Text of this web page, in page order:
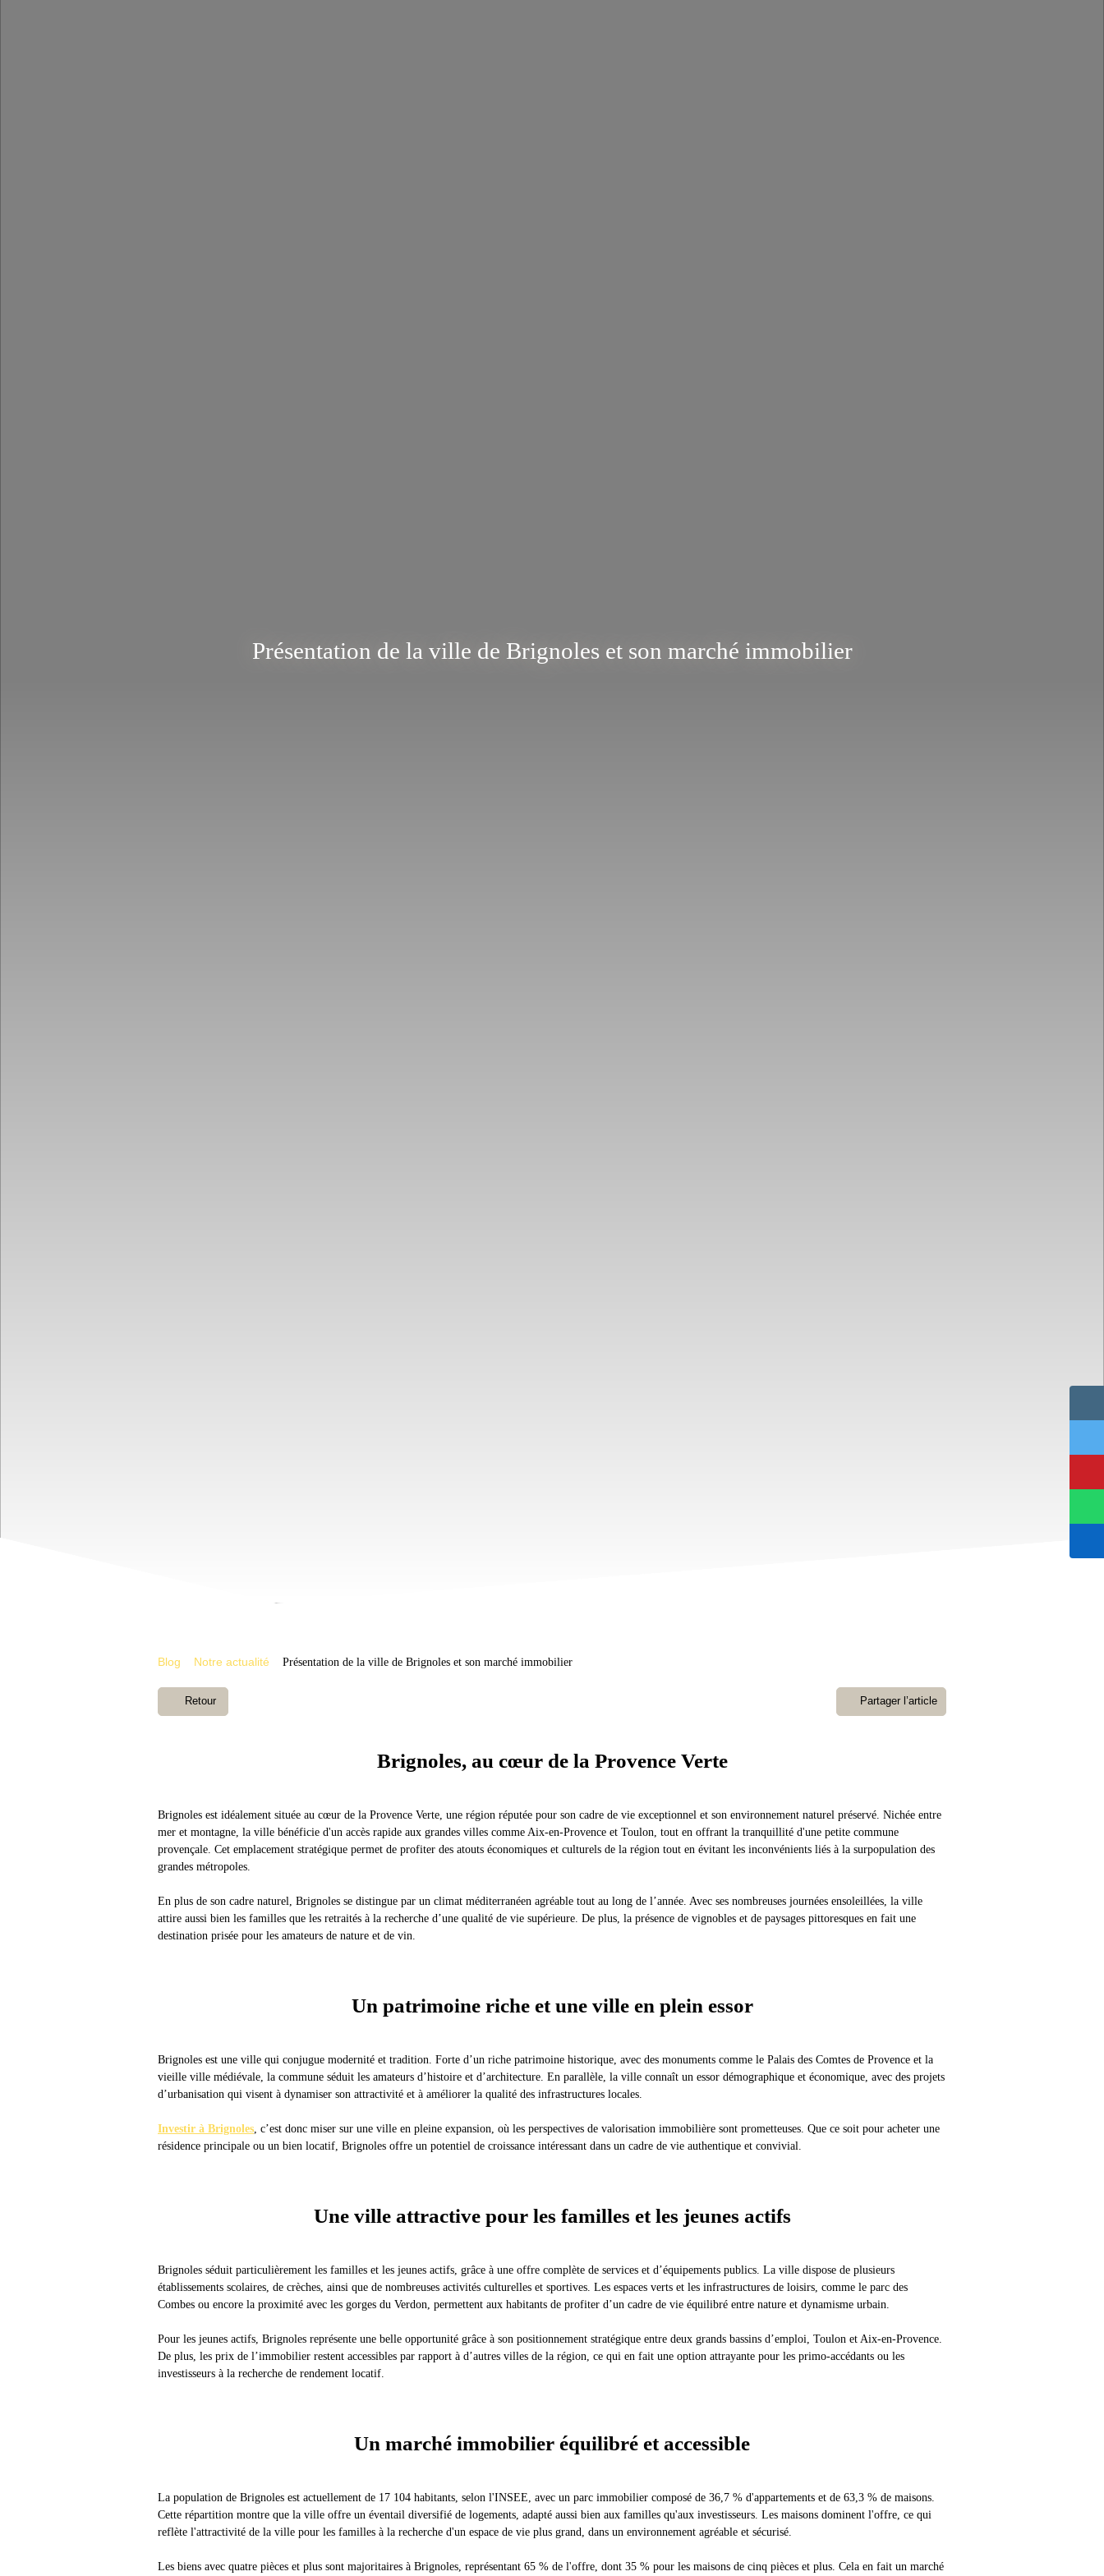
Présentation de la ville de Brignoles et son marché immobilier
Blog Notre actualité Présentation de la ville de Brignoles et son marché immobilier
Retour Partager l’article
Brignoles, au cœur de la Provence Verte
Brignoles est idéalement située au cœur de la Provence Verte, une région réputée pour son cadre de vie exceptionnel et son environnement naturel préservé. Nichée entre
mer et montagne, la ville bénéficie d'un accès rapide aux grandes villes comme Aix-en-Provence et Toulon, tout en offrant la tranquillité d'une petite commune
provençale. Cet emplacement stratégique permet de profiter des atouts économiques et culturels de la région tout en évitant les inconvénients liés à la surpopulation des
grandes métropoles.
En plus de son cadre naturel, Brignoles se distingue par un climat méditerranéen agréable tout au long de l’année. Avec ses nombreuses journées ensoleillées, la ville
attire aussi bien les familles que les retraités à la recherche d’une qualité de vie supérieure. De plus, la présence de vignobles et de paysages pittoresques en fait une
destination prisée pour les amateurs de nature et de vin.
Un patrimoine riche et une ville en plein essor
Brignoles est une ville qui conjugue modernité et tradition. Forte d’un riche patrimoine historique, avec des monuments comme le Palais des Comtes de Provence et la
vieille ville médiévale, la commune séduit les amateurs d’histoire et d’architecture. En parallèle, la ville connaît un essor démographique et économique, avec des projets
d’urbanisation qui visent à dynamiser son attractivité et à améliorer la qualité des infrastructures locales.
Investir à Brignoles , c’est donc miser sur une ville en pleine expansion, où les perspectives de valorisation immobilière sont prometteuses. Que ce soit pour acheter une
résidence principale ou un bien locatif, Brignoles offre un potentiel de croissance intéressant dans un cadre de vie authentique et convivial.
Une ville attractive pour les familles et les jeunes actifs
Brignoles séduit particulièrement les familles et les jeunes actifs, grâce à une offre complète de services et d’équipements publics. La ville dispose de plusieurs
établissements scolaires, de crèches, ainsi que de nombreuses activités culturelles et sportives. Les espaces verts et les infrastructures de loisirs, comme le parc des
Combes ou encore la proximité avec les gorges du Verdon, permettent aux habitants de profiter d’un cadre de vie équilibré entre nature et dynamisme urbain.
Pour les jeunes actifs, Brignoles représente une belle opportunité grâce à son positionnement stratégique entre deux grands bassins d’emploi, Toulon et Aix-en-Provence.
De plus, les prix de l’immobilier restent accessibles par rapport à d’autres villes de la région, ce qui en fait une option attrayante pour les primo-accédants ou les
investisseurs à la recherche de rendement locatif.
Un marché immobilier équilibré et accessible
La population de Brignoles est actuellement de 17 104 habitants, selon l'INSEE, avec un parc immobilier composé de 36,7 % d'appartements et de 63,3 % de maisons.
Cette répartition montre que la ville offre un éventail diversifié de logements, adapté aussi bien aux familles qu'aux investisseurs. Les maisons dominent l'offre, ce qui
reflète l'attractivité de la ville pour les familles à la recherche d'un espace de vie plus grand, dans un environnement agréable et sécurisé.
Les biens avec quatre pièces et plus sont majoritaires à Brignoles, représentant 65 % de l'offre, dont 35 % pour les maisons de cinq pièces et plus. Cela en fait un marché